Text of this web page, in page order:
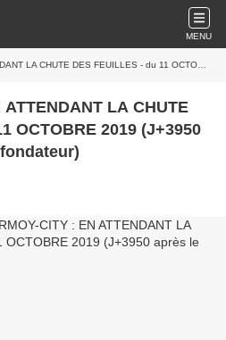
MENU
FEUILLES - du 11 OCTOBRE 2019 (J+3950 après le vote négatif fondateur)
LA CHUTE
2019 (J+3950